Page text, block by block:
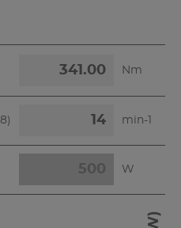
Nm
) min-1
W